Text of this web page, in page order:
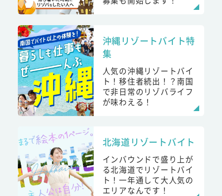
沖縄リゾートバイト特
集
人気の沖縄リゾートバイ
ト！移住者続出！？南国
で非日常のリゾバライフ
が味わえる！
北海道リゾートバイト
インバウンドで盛り上が
る北海道でリゾートバイ
ト！一年通して大人気の
エリアなんです！